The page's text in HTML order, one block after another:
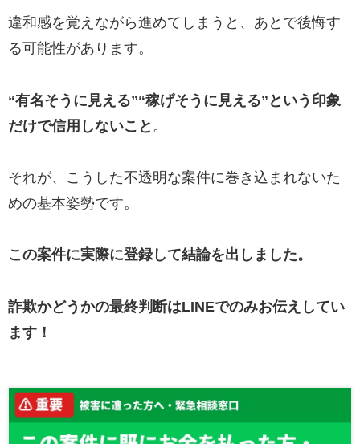
違和感を覚えながら進めてしまうと、あとで後悔す
る可能性があります。
“有名そうに見える”“稼げそうに見える”という印象
だけで信用しないこと
それが、こうした不透明な案件に巻き込まれないた
めの基本姿勢です。
この案件に実際に登録して結論を出しました。
詐欺かどうかの最終判断はLINEでのみお伝えしてい
ます！